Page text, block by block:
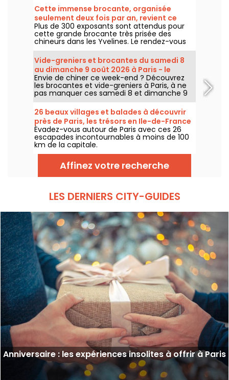
Cette immense brocante, organisée
seulement deux fois par an, revient ce
week-end dans les Yvelines
Plus de 300 exposants sont attendus pour
cette grande brocante très prisée des
chineurs dans les Yvelines. Le rendez-vous
revient sous le parking du Carrefour de
Montesson le dimanche 9 août 2026.
Vide-greniers et brocantes du samedi 8
au dimanche 9 août 2026 à Paris - le
programme du week-end
Envie de chiner ce week-end ? Découvrez
les brocantes et vide-greniers à Paris, à ne
pas manquer ces samedi 8 et dimanche 9
août 2026 pour faire le plein de bonnes
affaires.
26 beaux villages et balades à découvrir
près de Paris, les trésors en Ile-de-France
Évadez-vous autour de Paris avec ces 26
escapades incontournables à moins de 100
km de la capitale.
Affinez votre recherche
LES DERNIERS CITY-GUIDES
Anniversaire : les expériences insolites à offrir à Paris